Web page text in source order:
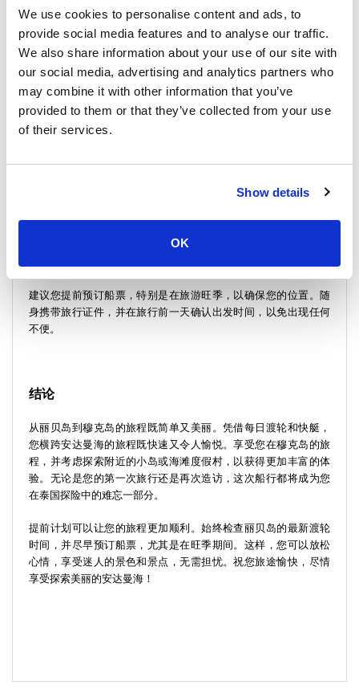
We use cookies to personalise content and ads, to
provide social media features and to analyse our traffic.
We also share information about your use of our site with
our social media, advertising and analytics partners who
may combine it with other information that you’ve
provided to them or that they’ve collected from your use
of their services.
Show details
OK
时长:从丽贝岛到穆克岛的旅程大约需要2小时。
费用:渡轮票价为1400泰铢（39美元）。
出发时间:两班船均在每日09:00出发。请检查丽贝岛的出发时间以
建议您提前预订船票，特别是在旅游旺季，以确保您的位置。随
身携带旅行证件，并在旅行前一天确认出发时间，以免出现任何
不便。
结论
从丽贝岛到穆克岛的旅程既简单又美丽。凭借每日渡轮和快艇，
您横跨安达曼海的旅程既快速又令人愉悦。享受您在穆克岛的旅
程，并考虑探索附近的小岛或海滩度假村，以获得更加丰富的体
验。无论是您的第一次旅行还是再次造访，这次船行都将成为您
在泰国探险中的难忘一部分。
提前计划可以让您的旅程更加顺利。始终检查丽贝岛的最新渡轮
时间，并尽早预订船票，尤其是在旺季期间。这样，您可以放松
心情，享受迷人的景色和景点，无需担忧。祝您旅途愉快，尽情
享受探索美丽的安达曼海！